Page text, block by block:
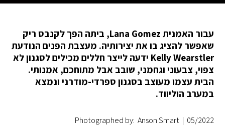
עבור האמנית Lana Gomez, ביתה הפך לקנבס ריק
שאפשר להציג בו את יצירותיה. מעצבת הפנים הנודעת
Kelly Wearstler ידעה לייצר חללים מכילים לסגנון לא
צפוי, צבעוני וגחמני, שובב אבל מתוחכם, אמנותי.
הבית עצמו מעוצב בסגנון ספרדי-מודרני ונמצא
במערב הוליווד.
05/2022
|
Photographed by: Anson Smart